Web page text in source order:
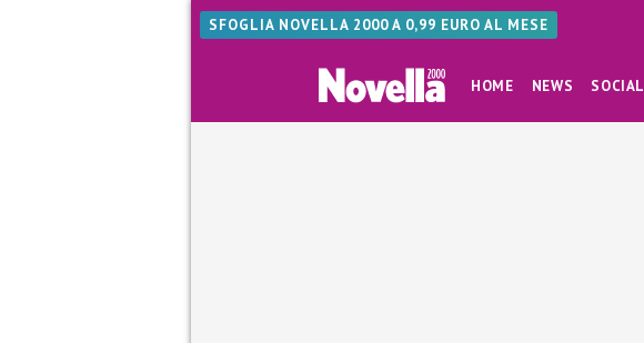
SFOGLIA NOVELLA 2000 A 0,99 EURO AL MESE
HOME NEWS SOCIAL